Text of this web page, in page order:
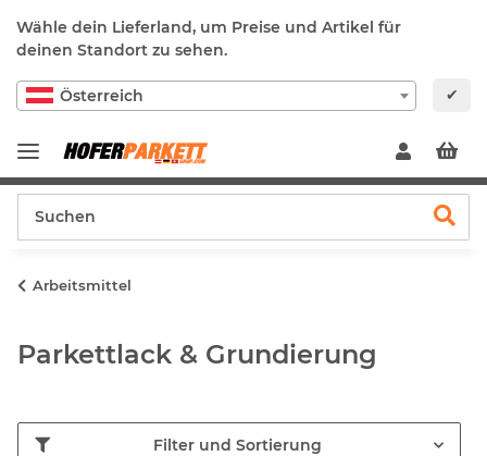
Wähle dein Lieferland, um Preise und Artikel für
deinen Standort zu sehen.
Österreich ✔
Arbeitsmittel
Parkettlack & Grundierung
Filter und Sortierung